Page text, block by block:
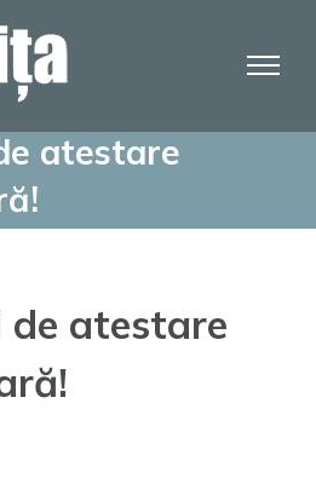
atestare
de atestare